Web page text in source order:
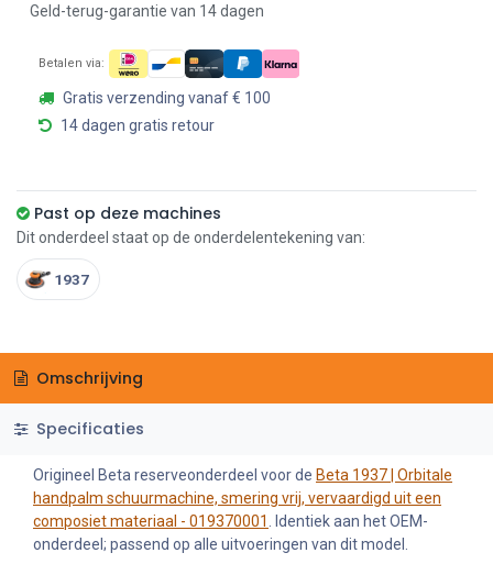
Geld-terug-garantie van 14 dagen
Betalen via:
Gratis verzending vanaf € 100
14 dagen gratis retour
Past op deze machines
Dit onderdeel staat op de onderdelentekening van:
1937
Omschrijving
Specificaties
Origineel Beta reserveonderdeel voor de Beta 1937 | Orbitale
handpalm schuurmachine, smering vrij, vervaardigd uit een
composiet materiaal - 019370001
. Identiek aan het OEM-
onderdeel; passend op alle uitvoeringen van dit model.